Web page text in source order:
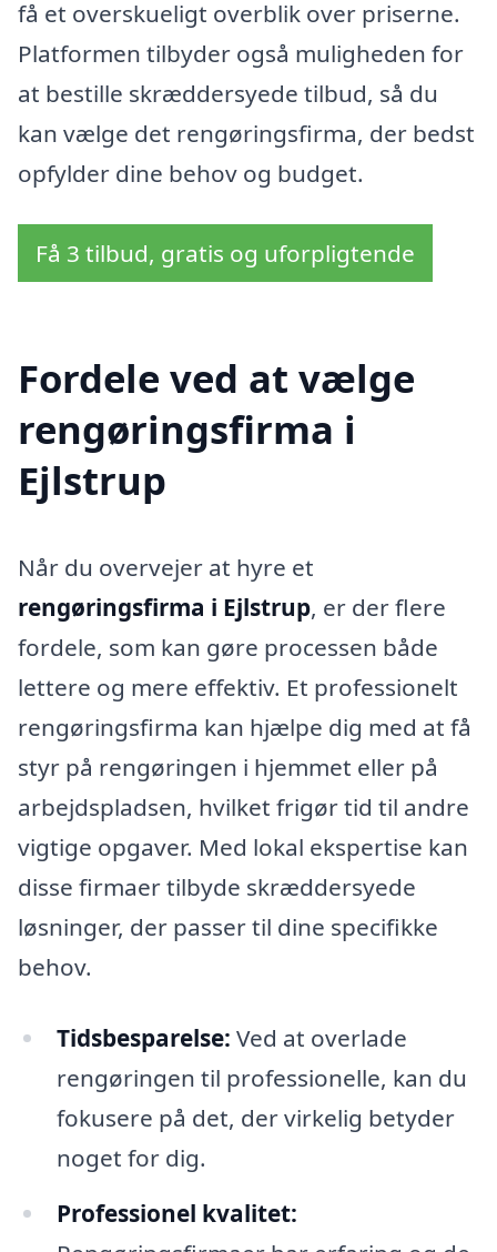
få et overskueligt overblik over priserne.
Platformen tilbyder også muligheden for
at bestille skræddersyede tilbud, så du
kan vælge det rengøringsfirma, der bedst
opfylder dine behov og budget.
Få 3 tilbud, gratis og uforpligtende
Fordele ved at vælge
rengøringsfirma i
Ejlstrup
Når du overvejer at hyre et
rengøringsfirma i Ejlstrup, er der flere
fordele, som kan gøre processen både
lettere og mere effektiv. Et professionelt
rengøringsfirma kan hjælpe dig med at få
styr på rengøringen i hjemmet eller på
arbejdspladsen, hvilket frigør tid til andre
vigtige opgaver. Med lokal ekspertise kan
disse firmaer tilbyde skræddersyede
løsninger, der passer til dine specifikke
behov.
Tidsbesparelse: Ved at overlade
rengøringen til professionelle, kan du
fokusere på det, der virkelig betyder
noget for dig.
Professionel kvalitet: